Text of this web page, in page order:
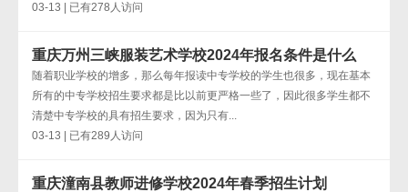
03-13 | 已有278人访问
重庆万州三峡服装艺术学校2024年报名条件是什么
随着职业学校的增多，那么每年报读中专学校的学生也很多，现在基本
所有的中专学校招生要求都是比以前更严格一些了，因此很多学生都不
清楚中专学校的具有招生要求，因为只有...
03-13 | 已有289人访问
重庆潼南县教师进修学校2024年春季招生计划